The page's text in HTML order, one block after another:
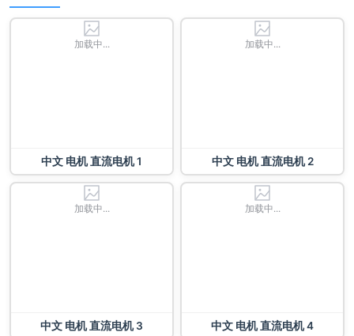
加载中...
中文 电机 直流电机 1
加载中...
中文 电机 直流电机 2
加载中...
中文 电机 直流电机 3
加载中...
中文 电机 直流电机 4